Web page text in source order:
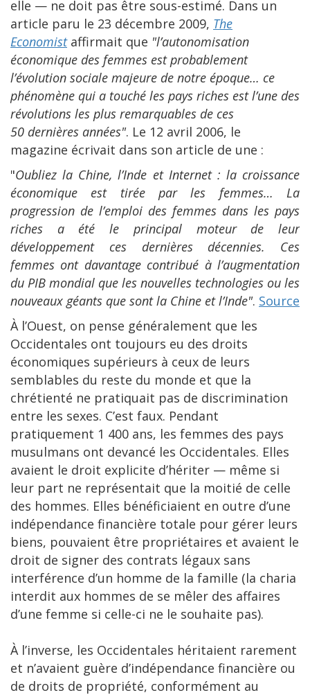
elle — ne doit pas être sous-estimé. Dans un
article paru le 23 décembre 2009, The
Economistaffirmait que "l’autonomisation
économique des femmes est probablement
l’évolution sociale majeure de notre époque… ce
phénomène qui a touché les pays riches est l’une des
révolutions les plus remarquables de ces
50 dernières années". Le 12 avril 2006, le
magazine écrivait dans son article de une :
"Oubliez la Chine, l’Inde et Internet : la croissance
économique est tirée par les femmes… La
progression de l’emploi des femmes dans les pays
riches a été le principal moteur de leur
développement ces dernières décennies. Ces
femmes ont davantage contribué à l’augmentation
du PIB mondial que les nouvelles technologies ou les
nouveaux géants que sont la Chine et l’Inde". Source
À l’Ouest, on pense généralement que les
Occidentales ont toujours eu des droits
économiques supérieurs à ceux de leurs
semblables du reste du monde et que la
chrétienté ne pratiquait pas de discrimination
entre les sexes. C’est faux. Pendant
pratiquement 1 400 ans, les femmes des pays
musulmans ont devancé les Occidentales. Elles
avaient le droit explicite d’hériter — même si
leur part ne représentait que la moitié de celle
des hommes. Elles bénéficiaient en outre d’une
indépendance financière totale pour gérer leurs
biens, pouvaient être propriétaires et avaient le
droit de signer des contrats légaux sans
interférence d’un homme de la famille (la charia
interdit aux hommes de se mêler des affaires
d’une femme si celle-ci ne le souhaite pas).
À l’inverse, les Occidentales héritaient rarement
et n’avaient guère d’indépendance financière ou
de droits de propriété, conformément au